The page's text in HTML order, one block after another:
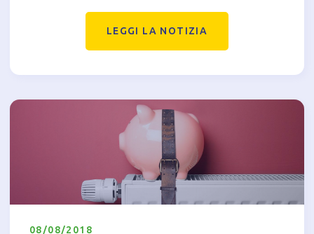
LEGGI LA NOTIZIA
08/08/2018
Privacy Policy
proseguire la navigazione del sito)
Accetto l'utilizzo di cookie analitici di terze parti